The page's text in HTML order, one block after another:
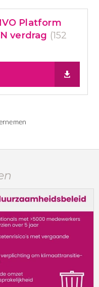
Platform
verdrag (152